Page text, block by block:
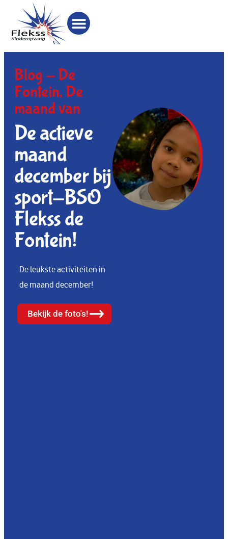
Blog -De
Fontein, De
maand van
De actieve
maand
december bij
sport-BSO
Flekss de
Fontein!
De leukste activiteiten in
de maand december!
Bekijk de foto's!